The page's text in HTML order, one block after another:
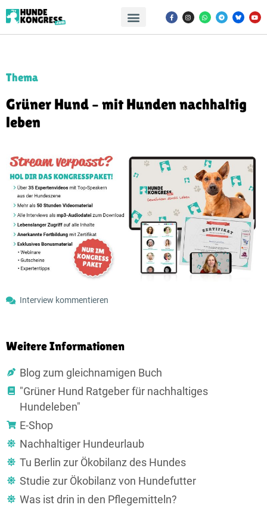
Thema
Grüner Hund – mit Hunden nachhaltig
leben
Interview kommentieren
Weitere Informationen
Blog zum gleichnamigen Buch
"Grüner Hund Ratgeber für nachhaltiges
Hundeleben"
E-Shop
Nachhaltiger Hundeurlaub
Tu Berlin zur Ökobilanz des Hundes
Studie zur Ökobilanz von Hundefutter
Was ist drin in den Pflegemitteln?